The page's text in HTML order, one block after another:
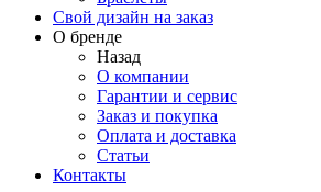
Свой дизайн на заказ
О бренде
Назад
О компании
Гарантии и сервис
Заказ и покупка
Оплата и доставка
Статьи
Контакты